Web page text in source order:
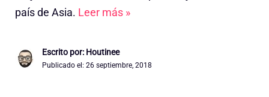
país de Asia. Leer más »
Escrito por: Houtinee
Publicado el: 26 septiembre, 2018